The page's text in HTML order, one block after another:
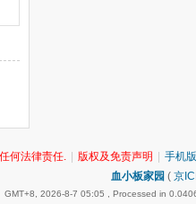
何法律责任. | 版权及免责声明 | 手机版
血小板家园 ( 京
GMT+8, 2026-8-7 05:05 , Processed in